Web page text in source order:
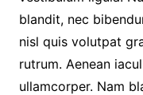
blandit, nec
nisl quis volutpat
rutrum. Aenean
ullamcorper. Nam